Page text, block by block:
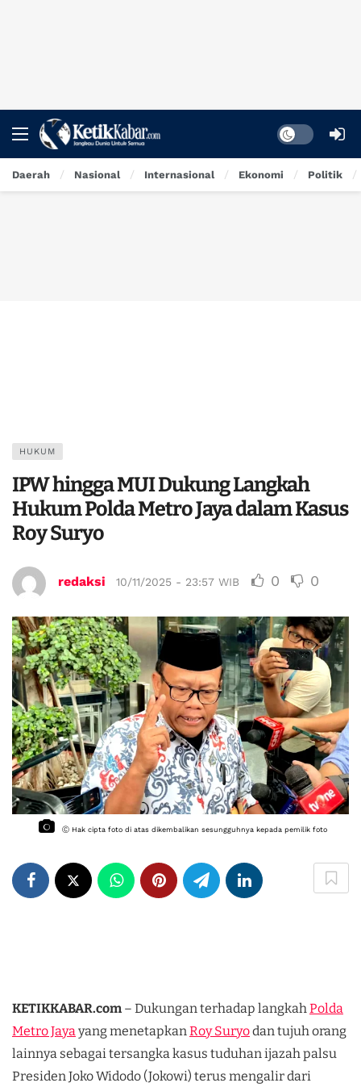
Dark mode
Daerah Nasional Internasional Ekonomi Politik
HUKUM
IPW hingga MUI Dukung Langkah
Hukum Polda Metro Jaya dalam Kasus
Roy Suryo
redaksi 10/11/2025 - 23:57 WIB 0 0
Ⓒ Hak cipta foto di atas dikembalikan sesungguhnya kepada pemilik foto
KETIKKABAR.com – Dukungan terhadap langkahPolda
Metro Jayayang menetapkanRoy Suryodan tujuh orang
lainnya sebagai tersangka kasus tuduhan ijazah palsu
Presiden Joko Widodo (Jokowi) terus mengalir dari